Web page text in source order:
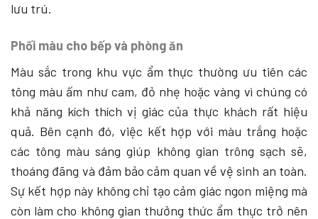
lưu trú.
Phối màu cho bếp và phòng ăn
Màu sắc trong khu vực ẩm thực thường ưu tiên các
tông màu ấm như cam, đỏ nhẹ hoặc vàng vì chúng có
khả năng kích thích vị giác của thực khách rất hiệu
quả. Bên cạnh đó, việc kết hợp với màu trắng hoặc
các tông màu sáng giúp không gian trông sạch sẽ,
thoáng đãng và đảm bảo cảm quan về vệ sinh an toàn.
Sự kết hợp này không chỉ tạo cảm giác ngon miệng mà
còn làm cho không gian thưởng thức ẩm thực trở nên